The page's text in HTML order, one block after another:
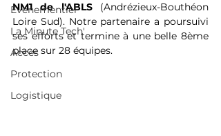
Événementiel
La Minute Tech'
Acces
Protection
Logistique
NM1 de l'ABLS (Andrézieux-Bouthéon
Loire Sud). Notre partenaire a poursuivi
ses efforts et termine à une belle 8ème
place sur 28 équipes.